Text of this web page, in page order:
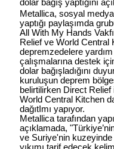
dolar bağış yaptığını
Metallica, sosyal
yaptığı paylaşımda
All With My Hands
Relief ve World Central
depremzedelere yardım
çalışmalarına destek
dolar bağışladığını
kuruluşun deprem
belirtilirken Direct Relief
World Central Kitchen
dağıtImı yapıyor.
Metallica tarafından
açıklamada,
ve Suriye'nin